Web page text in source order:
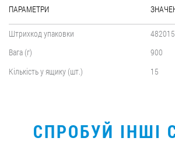
ПАРАМЕТРИ
Штрихкод упаковки
Вага (г)
900
Кількість у ящику (шт.)
15
СПРОБУЙ ІНШІ